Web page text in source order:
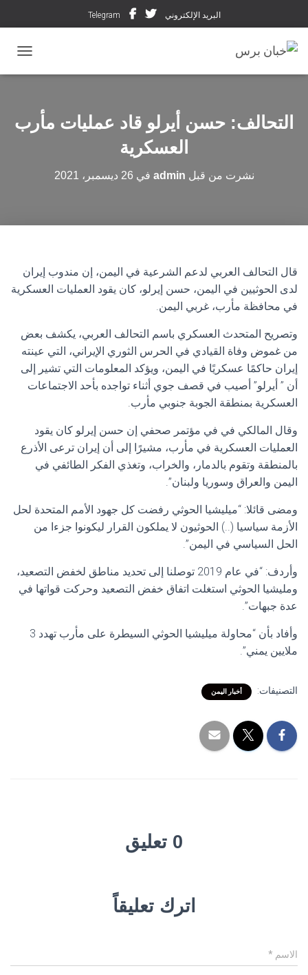
البريد الإلكتروني Telegram
التحالف: حسن أيرلو قاد عمليات مأرب
العسكرية
نشرت من قبل admin في 26 ديسمبر، 2021
قال التحالف العربي لدعم الشرعية في اليمن، إن مندوب إيران
لدى الحوثيين في اليمن، حسن إيرلو، كان يقود العمليات العسكرية
في محافظة مأرب، غربي اليمن.
وتصريح المتحدث العسكري باسم التحالف العربي، يكشف بعض
من غموض وفاة القيادي في الحرس الثوري الإيراني، التي عينته
إيران حاكمًا عسكريًا في اليمن، ويؤكد المعلومات التي تشير إلى
أن ” أيرلو” أصيب في قصف جوي أثناء تواجده بأحد الاجتماعات
العسكرية بمنطقة الجوبة جنوبي مأرب.
وقال المالكي في في مؤتمر صحفي إن حسن إيرلو كان يقود
العمليات العسكرية في مأرب، مشيرًا إلى أن إيران ترعى الأذرع
بالمنطقة وتقوم بالدمار، والخراب، وتغذي الفكر الطائفي في
اليمن والعراق وسوريا ولبنان”.
ومضى قائلا: “ميليشيا الحوثي رفضت كل جهود الأمم المتحدة لحل
الأزمة سياسيا (..) الحوثيون لا يملكون القرار ليكونوا جزءا من
الحل السياسي في اليمن”.
وأردف: “في عام 2019 توصلنا إلى تحديد مناطق لخفض التصعيد،
ومليشيا الحوثي استغلت اتفاق خفض التصعيد وحركت قواتها في
عدة جبهات”.
وأفاد بأن “محاولة ميليشيا الحوثي السيطرة على مأرب تهدد 3
ملايين يمني”.
التصنيفات: أخبار اليمن
0 تعليق
اترك تعليقاً
الاسم *